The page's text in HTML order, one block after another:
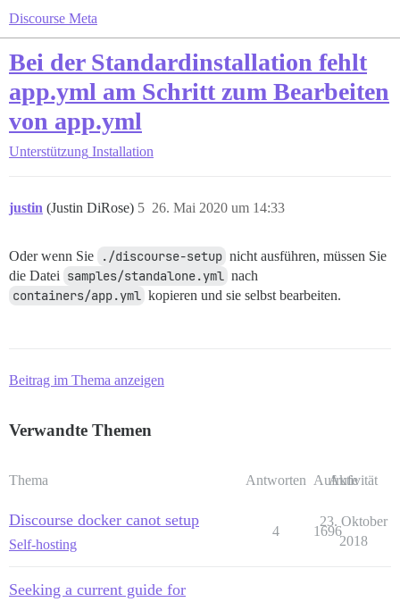
Discourse Meta
Bei der Standardinstallation fehlt
app.yml am Schritt zum Bearbeiten
von app.yml
Unterstützung Installation
justin (Justin DiRose) 26. Mai 2020 um 14:33
5
Oder wenn Sie ./discourse-setup nicht ausführen, müssen Sie
die Datei samples/standalone.yml nach
containers/app.yml kopieren und sie selbst bearbeiten.
Beitrag im Thema anzeigen
Verwandte Themen
Thema Antworten Aufrufe
Aktivität
Discourse docker canot setup
Self-hosting
4 1696
23. Oktober
2018
Seeking a current guide for